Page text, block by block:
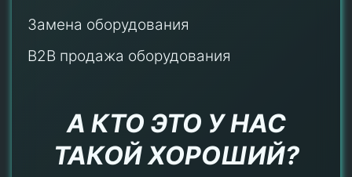
Замена оборудования
B2B продажа оборудования
А КТО ЭТО У НАС
ТАКОЙ ХОРОШИЙ?